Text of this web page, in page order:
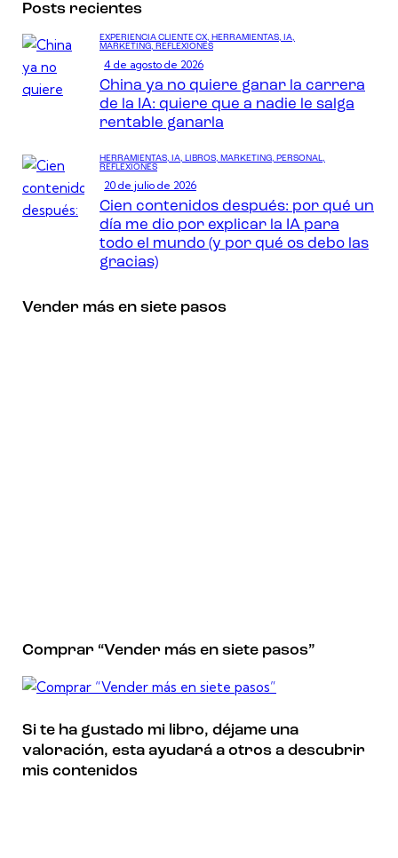
Posts recientes
EXPERIENCIA CLIENTE CX, HERRAMIENTAS, IA,
MARKETING, REFLEXIONES
4 de agosto de 2026
China ya no quiere ganar la carrera
de la IA: quiere que a nadie le salga
rentable ganarla
HERRAMIENTAS, IA, LIBROS, MARKETING, PERSONAL,
REFLEXIONES
20 de julio de 2026
Cien contenidos después: por qué un
día me dio por explicar la IA para
todo el mundo (y por qué os debo las
gracias)
Vender más en siete pasos
Comprar “Vender más en siete pasos”
Si te ha gustado mi libro, déjame una
valoración, esta ayudará a otros a descubrir
mis contenidos